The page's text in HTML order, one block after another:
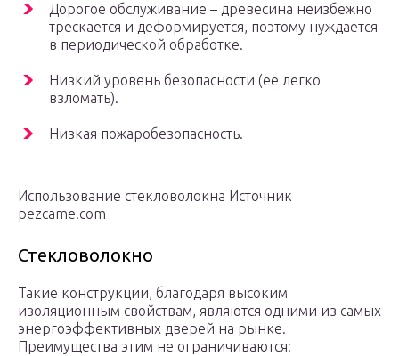
Дорогое обслуживание – древесина неизбежно
трескается и деформируется, поэтому нуждается
в периодической обработке.
Низкий уровень безопасности (ее легко
взломать).
Низкая пожаробезопасность.
Использование стекловолокна Источник
pezcame.com
Стекловолокно
Такие конструкции, благодаря высоким
изоляционным свойствам, являются одними из самых
энергоэффективных дверей на рынке.
Преимущества этим не ограничиваются: